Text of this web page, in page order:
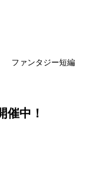
ファンタジー短編
催中！